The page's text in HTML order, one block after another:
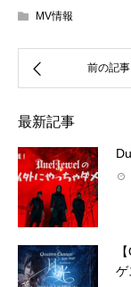
MV情報
最新記事
ゲ